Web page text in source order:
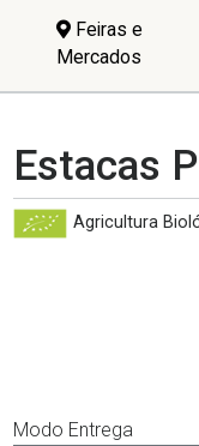
Feiras e
Mercados
Estacas
Agricultura
Modo Entrega